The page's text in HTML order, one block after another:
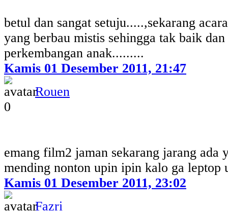
betul dan sangat setuju.....,sekarang
yang berbau mistis sehingga tak baik
perkembangan anak.........
Kamis 01 Desember 2011, 21:47
Rouen
0
emang film2 jaman sekarang jarang ada
mending nonton upin ipin kalo ga leptop
Kamis 01 Desember 2011, 23:02
Fazri